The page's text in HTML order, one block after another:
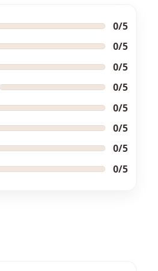
0/5
0/5
0/5
0/5
0/5
0/5
0/5
0/5